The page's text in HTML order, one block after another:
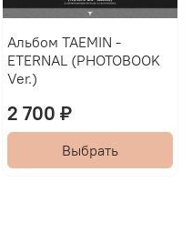
Альбом TAEMIN -
ETERNAL (PHOTOBOOK
Ver.)
2 700 ₽
Выбрать